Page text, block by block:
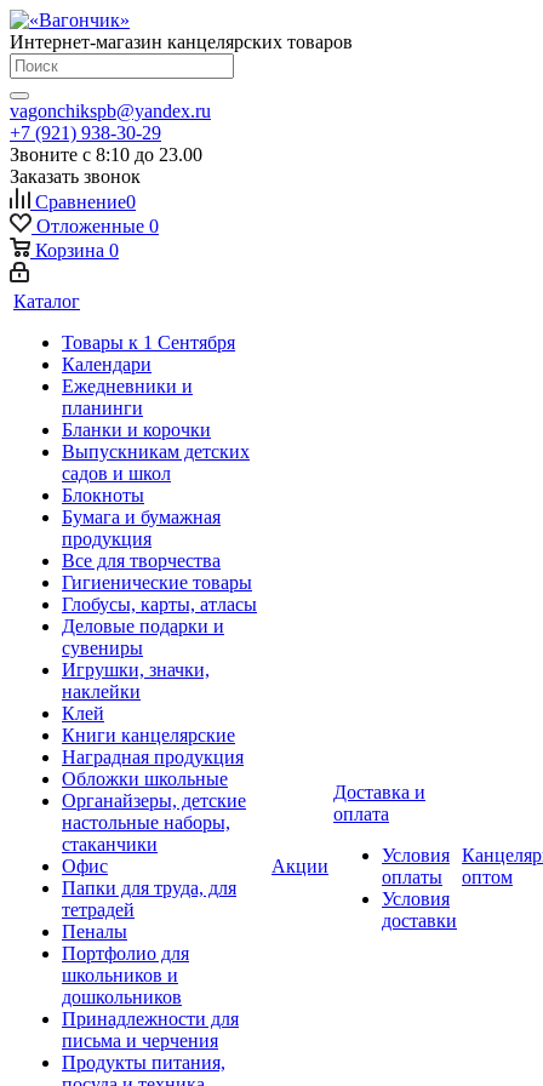
Интернет-магазин канцелярских товаров
vagonchikspb@yandex.ru
+7 (921) 938-30-29
Звоните с 8:10 до 23.00
Заказать звонок
Сравнение0
Отложенные 0
Корзина 0
Каталог
Товары к 1 Сентября
Календари
Ежедневники и
планинги
Бланки и корочки
Выпускникам детских
садов и школ
Блокноты
Бумага и бумажная
продукция
Все для творчества
Гигиенические товары
Глобусы, карты, атласы
Деловые подарки и
сувениры
Игрушки, значки,
наклейки
Клей
Книги канцелярские
Наградная продукция
Обложки школьные
Органайзеры, детские
настольные наборы,
стаканчики
Офис
Папки для труда, для
тетрадей
Пеналы
Портфолио для
школьников и
дошкольников
Принадлежности для
письма и черчения
Продукты питания,
Акции
Доставка и
оплата
Условия
оплаты
Условия
доставки
оптом